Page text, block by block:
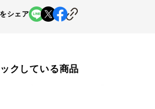
シェア
クしている商品